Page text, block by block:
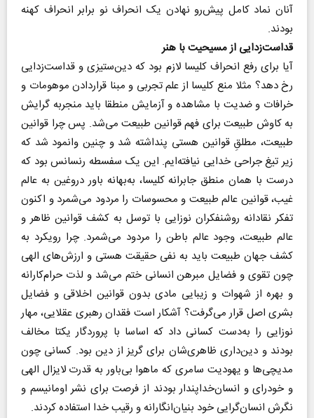
آنان نماد کامل پیش‌رو نهادن یک انحراف نو برابر انحراف کهنه
بودند.
قداست‌زدایی از مسیحیت با هنر
آیا برای رفع انحراف کلیسا لازم بود که دین‌ستیزی و قداست‌زدایی
رخ دهد؟ مثلا منع کلیسا از علم تجربی و مبنا‌ قراردادن موهومات و
خرافات و ضدیت با مشاهده و آزمایش منطقا باید منجر‌به گرایش
به کاوش طبیعت برای فهم قوانین طبیعت می‌شد. پس چرا قوانین
طبیعت، مطلقِ قوانین هستی پنداشته شد و چنین وانمود شد که
زیر تیغ جراحی خدایی نیافته‌ایم. این یک سفسطه رنسانس بود که
درست با همان منطق جابرانه کلیسا، به‌بهانه باور دروغین به عالم
غیب، قوانین عالم طبیعت و محسوسات را مردود می‌شمرد و اکنون
تفکر نقادانه روشنفکران نوزایی با توسل به کشف قوانین ظاهر و
عالم طبیعت، وجود عالم باطن را مردود می‌شمرد. چرا رویکرد به
کشف جهان طبیعت باید به نفی حقیقت هستی و ارزش‌های الهی
چون تقوی و فضایل مبرهن انسانی ختم می‌شد و لذت حرام‌کارانه
و بهره از شهوات و زیبایی مادی بدون قوانین اخلاقی و فضایل
بشری اصل قرار می‌گرفت؟ آشکار است فقدان رهبری عقلایی، مهار
نوزایی را به‌دست کسانی داد که اساسا با پروردگار یکتا مخالف
بودند و دین‌داری ظاهری‌شان برای گریز از دین بود. کسانی چون
مدیچی‌ها و یهودیت سامری که ماهوا بی‌باور به قدرت لایزال الهی
و خود‌رای و انسان‌خداپندار بودند از فرصت برای نشر اومانیسم و
نگرش انسان‌گرایی خود بنیان‌انگارانه و رقیب خدا استفاده کردند.